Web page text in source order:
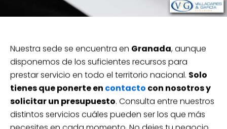
Nuestra sede se encuentra en Granada, aunque
disponemos de los suficientes recursos para
prestar servicio en todo el territorio nacional. Solo
tienes que ponerte en contacto con nosotros y
solicitar un presupuesto. Consulta entre nuestros
distintos servicios cuáles pueden ser los que más